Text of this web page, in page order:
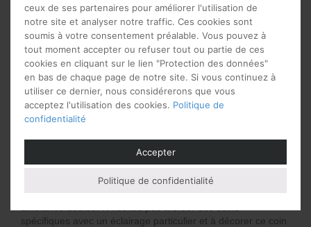
Mettez de la lumière dans la
pièce
Le salon est une pièce qui a plusieurs fonctions. C’est un
endroit où on aime se détendre, lire, partager des moments
avec des amis où encore regarder la télé.
L’éclairage est un élément clé de l’aménagement de votre
créer différentes ambiances. Assurez-vous d’avoir un bon
éclairage général dans la pièce, ainsi que des lampes
d’appoint pour créer une ambiance plus intime. Les lampes
sur pied et les lampes de table sont parfaites pour cela.
spécifiques avec un éclairage particulier et à décorer ce coin
ceux de ses partenaires pour améliorer l'utilisation de
notre site et analyser notre traffic. Ces cookies sont
soumis à votre consentement préalable. Vous pouvez à
tout moment accepter ou refuser tout ou partie de ces
cookies en cliquant sur le lien "Protection des données"
en bas de chaque page de notre site. Si vous continuez à
utiliser ce dernier, nous considérerons que vous
acceptez l'utilisation des cookies. Politique de
confidentialité
Accepter
Politique de confidentialité